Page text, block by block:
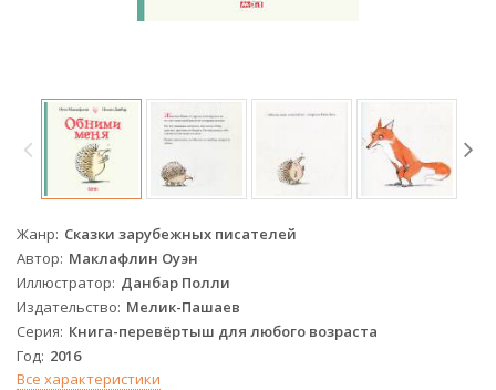
Жанр Сказки зарубежных писателей
Автор Маклафлин Оуэн
Иллюстратор Данбар Полли
Издательство Мелик-Пашаев
Серия Книга-перевёртыш для любого возраста
Год 2016
Все характеристики